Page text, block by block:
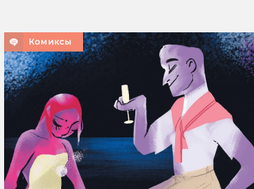
Комиксы